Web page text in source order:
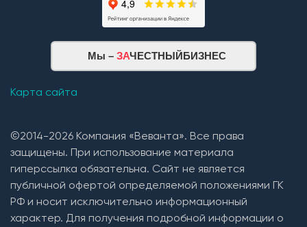
Мы – ЗАЧЕСТНЫЙБИЗНЕС
Карта сайта
©2014-2026 Компания «Веванта». Все права
защищены. При использование материала
гиперссылка обязательна. Сайт не является
публичной офертой определяемой положениями ГК
РФ и носит исключительно информационный
характер. Для получения подробной информации о